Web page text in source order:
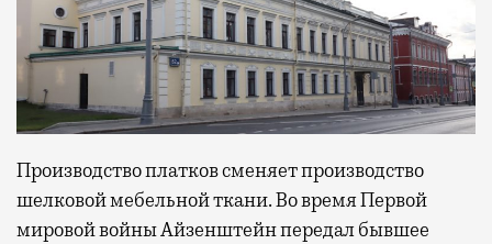
Производство платков сменяет производство
шелковой мебельной ткани. Во время Первой
мировой войны Айзенштейн передал бывшее